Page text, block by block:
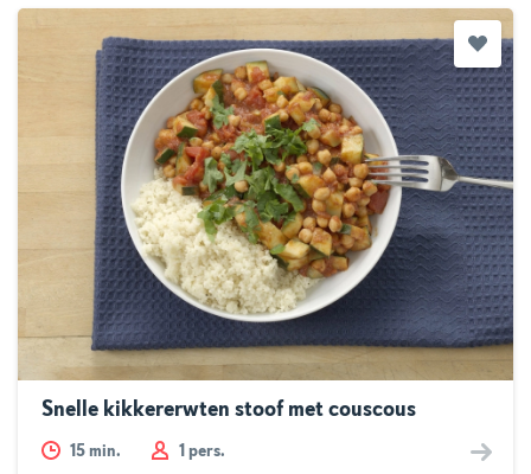
Snelle kikkererwten stoof met couscous
15 min. 1 pers.